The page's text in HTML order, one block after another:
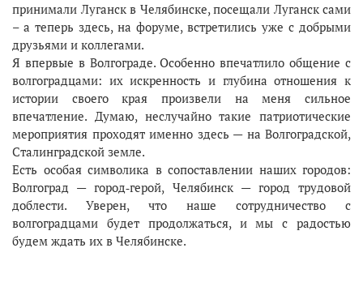
принимали Луганск в Челябинске, посещали Луганск сами
– а теперь здесь, на форуме, встретились уже с добрыми
друзьями и коллегами.
Я впервые в Волгограде. Особенно впечатлило общение с
волгоградцами: их искренность и глубина отношения к
истории своего края произвели на меня сильное
впечатление. Думаю, неслучайно такие патриотические
мероприятия проходят именно здесь — на Волгоградской,
Сталинградской земле.
Есть особая символика в сопоставлении наших городов:
Волгоград — город‑герой, Челябинск — город трудовой
доблести. Уверен, что наше сотрудничество с
волгоградцами будет продолжаться, и мы с радостью
будем ждать их в Челябинске.